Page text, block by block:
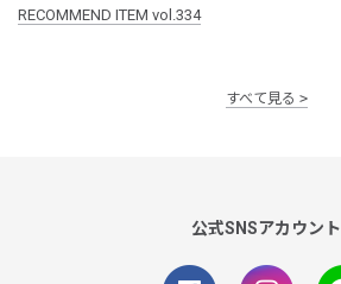
RECOMMEND ITEM vol.334
すべて見る
公式SNSアカウント